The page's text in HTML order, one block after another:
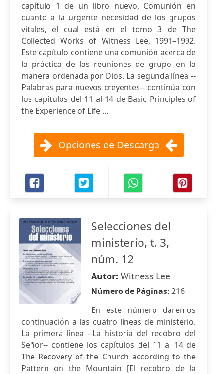
capítulo 1 de un libro nuevo, Comunión en
cuanto a la urgente necesidad de los grupos
vitales, el cual está en el tomo 3 de The
Collected Works of Witness Lee, 1991–1992.
Este capítulo contiene una comunión acerca de
la práctica de las reuniones de grupo en la
manera ordenada por Dios. La segunda línea --
Palabras para nuevos creyentes-- continúa con
los capítulos del 11 al 14 de Basic Principles of
the Experience of Life ...
Opciones de Descarga
Selecciones del
ministerio, t. 3,
núm. 12
Autor: Witness Lee
Número de Páginas: 216
En este número daremos
continuación a las cuatro líneas de ministerio.
La primera línea --La historia del recobro del
Señor-- contiene los capítulos del 11 al 14 de
The Recovery of the Church according to the
Pattern on the Mountain [El recobro de la